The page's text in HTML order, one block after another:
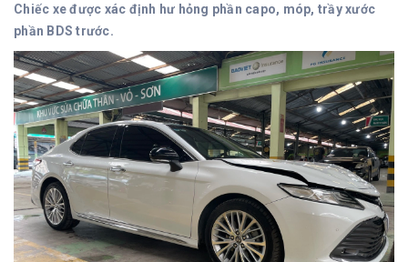
Chiếc xe được xác định hư hỏng phần capo, móp, trầy xước
phần BDS trước.